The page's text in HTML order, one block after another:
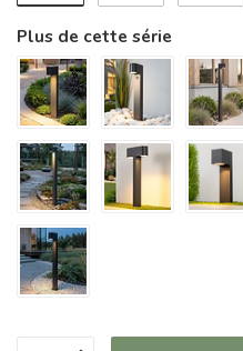
Plus de cette série